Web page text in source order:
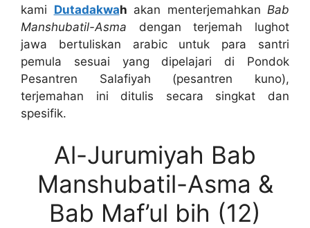
kami Dutadakwah akan menterjemahkan Bab
Manshubatil-Asma dengan terjemah lughot
jawa bertuliskan arabic untuk para santri
pemula sesuai yang dipelajari di Pondok
Pesantren Salafiyah (pesantren kuno),
terjemahan ini ditulis secara singkat dan
spesifik.
Al-Jurumiyah Bab
Manshubatil-Asma &
Bab Maf’ul bih (12)